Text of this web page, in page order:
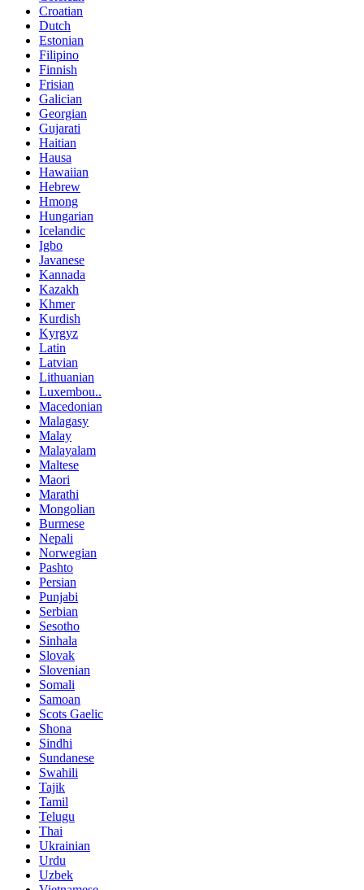
Croatian
Dutch
Estonian
Filipino
Finnish
Frisian
Galician
Georgian
Gujarati
Haitian
Hausa
Hawaiian
Hebrew
Hmong
Hungarian
Icelandic
Igbo
Javanese
Kannada
Kazakh
Khmer
Kurdish
Kyrgyz
Latin
Latvian
Lithuanian
Luxembou..
Macedonian
Malagasy
Malay
Malayalam
Maltese
Maori
Marathi
Mongolian
Burmese
Nepali
Norwegian
Pashto
Persian
Punjabi
Serbian
Sesotho
Sinhala
Slovak
Slovenian
Somali
Samoan
Scots Gaelic
Shona
Sindhi
Sundanese
Swahili
Tajik
Tamil
Telugu
Thai
Ukrainian
Urdu
Uzbek